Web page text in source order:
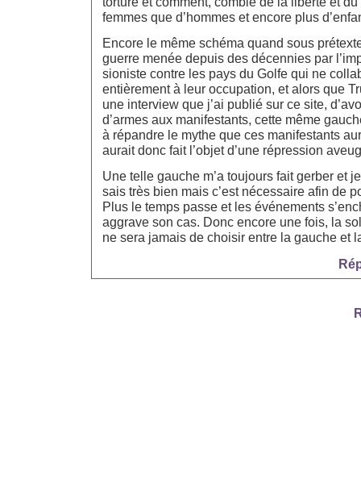
femmes que d’hommes et encore plus
Encore le même schéma quand sous
guerre menée depuis des décennies par
sioniste contre les pays du Golfe qui ne
entièrement à leur occupation, et alors que
une interview que j’ai publié sur ce site,
d’armes aux manifestants, cette même
à répandre le mythe que ces manifestants
aurait donc fait l’objet d’une répression
Une telle gauche m’a toujours fait gerber et
sais très bien mais c’est nécessaire afin de
Plus le temps passe et les événements
aggrave son cas. Donc encore une fois, la
ne sera jamais de choisir entre la gauche et